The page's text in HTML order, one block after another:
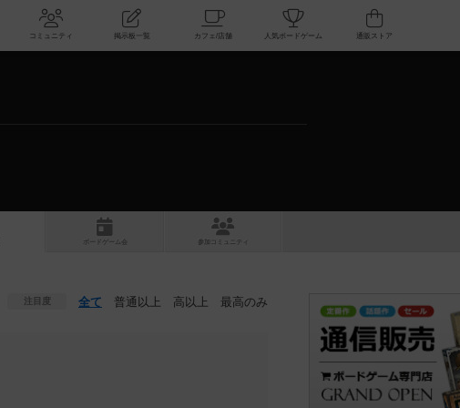
ボードゲーム会 コミュニティ 掲示板一覧 カフェ/店舗 人気ボードゲーム
ボ ドゲ ーム コミュニティ
注目度 全て 普通以上 高以上 最高のみ